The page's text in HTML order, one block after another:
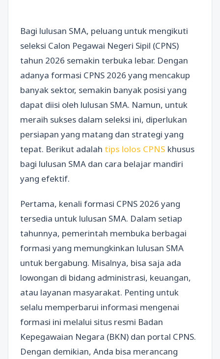
Bagi lulusan SMA, peluang untuk mengikuti
seleksi Calon Pegawai Negeri Sipil (CPNS)
tahun 2026 semakin terbuka lebar. Dengan
adanya formasi CPNS 2026 yang mencakup
banyak sektor, semakin banyak posisi yang
dapat diisi oleh lulusan SMA. Namun, untuk
meraih sukses dalam seleksi ini, diperlukan
persiapan yang matang dan strategi yang
tepat. Berikut adalah tips lolos CPNS khusus
bagi lulusan SMA dan cara belajar mandiri
yang efektif.
Pertama, kenali formasi CPNS 2026 yang
tersedia untuk lulusan SMA. Dalam setiap
tahunnya, pemerintah membuka berbagai
formasi yang memungkinkan lulusan SMA
untuk bergabung. Misalnya, bisa saja ada
lowongan di bidang administrasi, keuangan,
atau layanan masyarakat. Penting untuk
selalu memperbarui informasi mengenai
formasi ini melalui situs resmi Badan
Kepegawaian Negara (BKN) dan portal CPNS.
Dengan demikian, Anda bisa merancang